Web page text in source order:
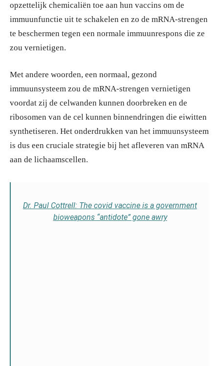
opzettelijk chemicaliën toe aan hun vaccins om de
immuunfunctie uit te schakelen en zo de mRNA-strengen
te beschermen tegen een normale immuunrespons die ze
zou vernietigen.
Met andere woorden, een normaal, gezond
immuunsysteem zou de mRNA-strengen vernietigen
voordat zij de celwanden kunnen doorbreken en de
ribosomen van de cel kunnen binnendringen die eiwitten
synthetiseren. Het onderdrukken van het immuunsysteem
is dus een cruciale strategie bij het afleveren van mRNA
aan de lichaamscellen.
Dr. Paul Cottrell: The covid vaccine is a government
bioweapons “antidote” gone awry